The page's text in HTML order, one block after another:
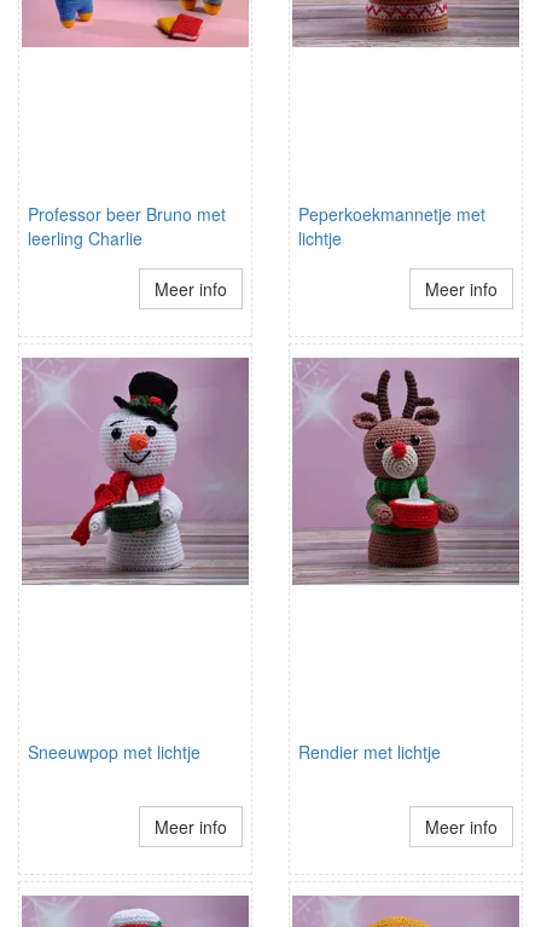
Professor beer Bruno met
leerling Charlie
Meer info
Peperkoekmannetje met
lichtje
Meer info
Sneeuwpop met lichtje
Meer info
Rendier met lichtje
Meer info